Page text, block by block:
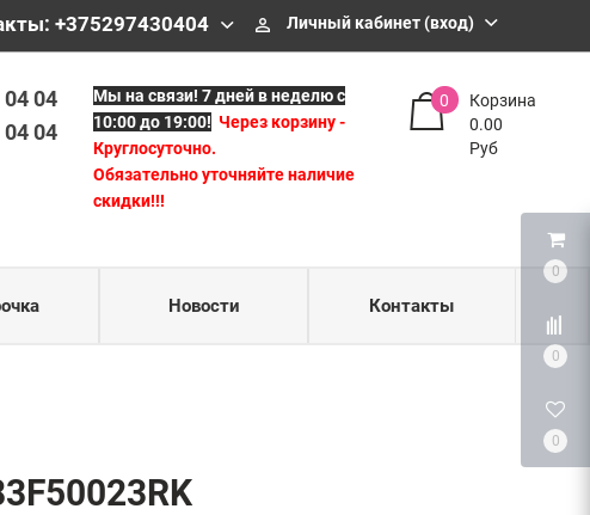
0
0
0
+375297430404 perm_identity Личный кабинет (вход)
04 04
04 04
Мы на связи!7 дней в неделю с
10:00 до 19:00! Через корзину -
Круглосуточно.
Обязательно уточняйте наличие
скидки!!!
Корзина
0
0.00
Руб
Новости Контакты
04